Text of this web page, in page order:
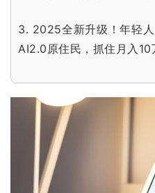
3. 2025全新升级！年轻
AI2.0原住民，抓住月入10